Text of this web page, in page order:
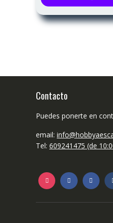
Contacto
Puedes ponerte en
email:
Tel: 609241475 (de